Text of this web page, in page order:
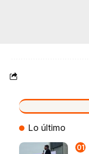
VIVO
Lo último